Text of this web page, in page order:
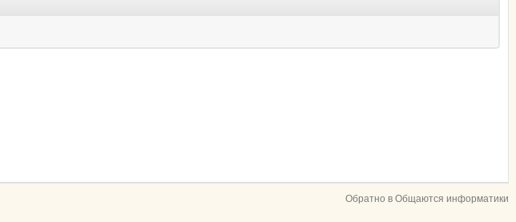
Обратно в Общаются информатики